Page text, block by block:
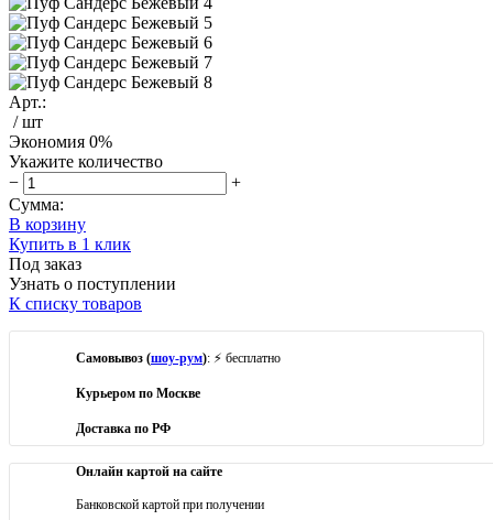
Арт.:
/ шт
Экономия 0%
Укажите количество
−
+
Сумма:
В корзину
Купить в 1 клик
Под заказ
Узнать о поступлении
К списку товаров
Самовывоз (шоу-рум): ⚡ бесплатно
Курьером по Москве
Доставка по РФ
Онлайн картой на сайте
Банковской картой при получении